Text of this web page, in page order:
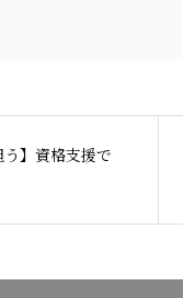
う】資格支援で